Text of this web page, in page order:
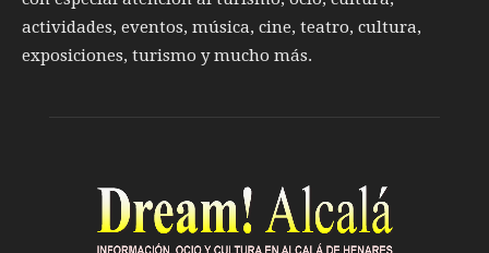
actividades, eventos, música, cine, teatro, cultura,
exposiciones, turismo y mucho más.